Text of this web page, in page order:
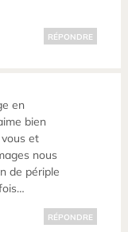
RÉPONDRE
en
bien
et
nous
de périple
RÉPONDRE